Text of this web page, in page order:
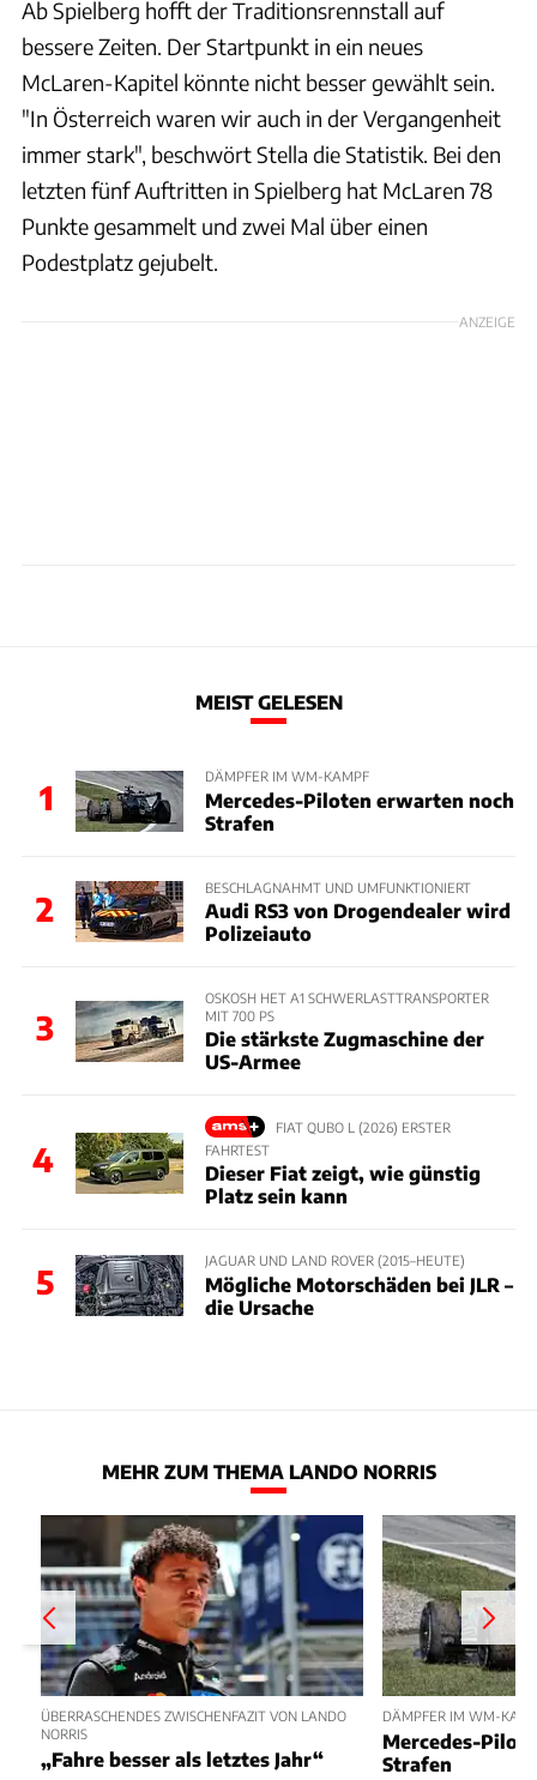
Ab Spielberg hofft der Traditionsrennstall auf
bessere Zeiten. Der Startpunkt in ein neues
McLaren-Kapitel könnte nicht besser gewählt sein.
"In Österreich waren wir auch in der Vergangenheit
immer stark", beschwört Stella die Statistik. Bei den
letzten fünf Auftritten in Spielberg hat McLaren 78
Punkte gesammelt und zwei Mal über einen
Podestplatz gejubelt.
ANZEIGE
MEIST GELESEN
1
DÄMPFER IM WM-KAMPF
Mercedes-Piloten erwarten noch
Strafen
2
BESCHLAGNAHMT UND UMFUNKTIONIERT
Audi RS3 von Drogendealer wird
Polizeiauto
3
OSKOSH HET A1 SCHWERLASTTRANSPORTER
MIT 700 PS
Die stärkste Zugmaschine der
US-Armee
4
FIAT QUBO L (2026) ERSTER
FAHRTEST
Dieser Fiat zeigt, wie günstig
Platz sein kann
5
JAGUAR UND LAND ROVER (2015–HEUTE)
Mögliche Motorschäden bei JLR –
die Ursache
MEHR ZUM THEMA LANDO NORRIS
ÜBERRASCHENDES ZWISCHENFAZIT VON LANDO
NORRIS
„Fahre besser als letztes Jahr“
DÄMPFER IM WM-
Mercedes-
Strafen